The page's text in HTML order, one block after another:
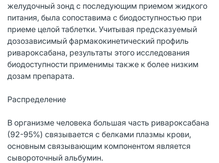
желудочный зонд с последующим приемом жидкого
питания, была сопоставима с биодоступностью при
приеме целой таблетки. Учитывая предсказуемый
дозозависимый фармакокинетический профиль
ривароксабана, результаты этого исследования
биодоступности применимы также к более низким
дозам препарата.
Распределение
В организме человека большая часть ривароксабана
(92-95%) связывается с белками плазмы крови,
основным связывающим компонентом является
сывороточный альбумин.